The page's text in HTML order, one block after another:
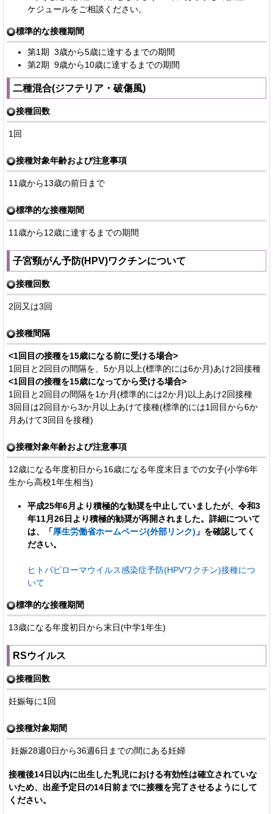
ケジュールをご相談ください。
標準的な接種期間
第1期 3歳から5歳に達するまでの期間
第2期 9歳から10歳に達するまでの期間
二種混合(ジフテリア・破傷風)
接種回数
1回
接種対象年齢および注意事項
11歳から13歳の前日まで
標準的な接種期間
11歳から12歳に達するまでの期間
子宮頸がん予防(HPV)ワクチンについて
接種回数
2回又は3回
接種間隔
<1回目の接種を15歳になる前に受ける場合>
1回目と2回目の間隔を、5か月以上(標準的には6か月)あけ2回接種
<1回目の接種を15歳になってから受ける場合>
1回目と2回目の間隔を1か月(標準的には2か月)以上あけ2回接種
3回目は2回目から3か月以上あけて接種(標準的には1回目から6か
月あけて3回目を接種)
接種対象年齢および注意事項
12歳になる年度初日から16歳になる年度末日までの女子(小学6年
生から高校1年生相当)
平成25年6月より積極的な勧奨を中止していましたが、令和3
年11月26日より積極的勧奨が再開されました。詳細について
は、「厚生労働省ホームページ(外部リンク) 」を確認してく
ださい。
ヒトパピローマウイルス感染症予防(HPVワクチン)接種につ
いて
標準的な接種期間
13歳になる年度初日から末日(中学1年生)
RSウイルス
接種回数
妊娠毎に1回
接種対象期間
妊娠28週0日から36週6日までの間にある妊婦
接種後14日以内に出生した乳児における有効性は確立されていな
いため、出産予定日の14日前までに接種を完了させるようにして
ください。